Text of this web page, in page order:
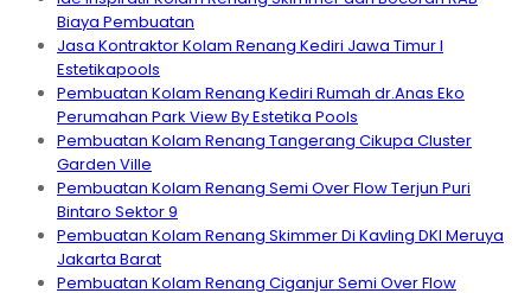
Biaya Pembuatan
Jasa Kontraktor Kolam Renang Kediri Jawa Timur I
Estetikapools
Pembuatan Kolam Renang Kediri Rumah dr.Anas Eko
Perumahan Park View By Estetika Pools
Pembuatan Kolam Renang Tangerang Cikupa Cluster
Garden Ville
Pembuatan Kolam Renang Semi Over Flow Terjun Puri
Bintaro Sektor 9
Pembuatan Kolam Renang Skimmer Di Kavling DKI Meruya
Jakarta Barat
Pembuatan Kolam Renang Ciganjur Semi Over Flow